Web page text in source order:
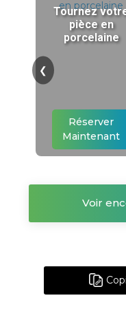
Tournez
pièce en
porcelaine
Réserver
Maintenant
❮
Voir